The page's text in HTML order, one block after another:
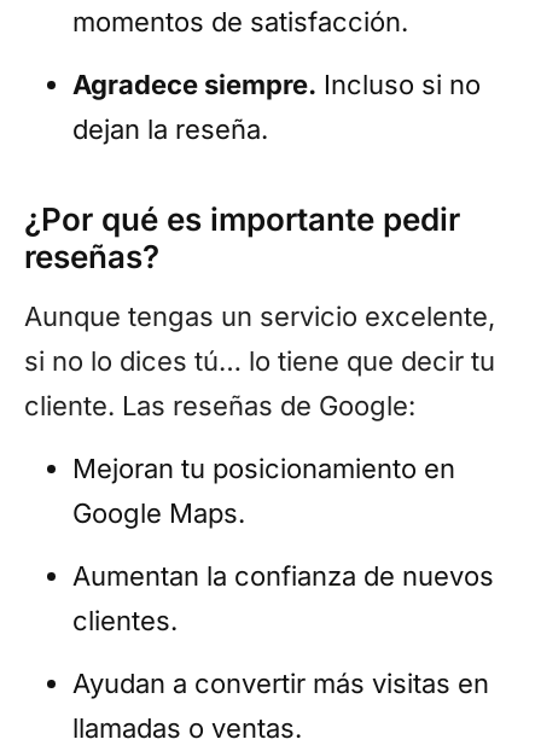
momentos de satisfacción.
Agradece siempre. Incluso si no
dejan la reseña.
¿Por qué es importante pedir
reseñas?
Aunque tengas un servicio excelente,
si no lo dices tú… lo tiene que decir tu
cliente. Las reseñas de Google:
Mejoran tu posicionamiento en
Google Maps.
Aumentan la confianza de nuevos
clientes.
Ayudan a convertir más visitas en
llamadas o ventas.